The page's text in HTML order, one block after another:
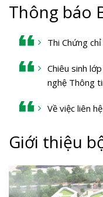
Thông báo
Thi Chứng
Chiêu sinh
nghệ Thông
Về việc liên
Giới thiệu